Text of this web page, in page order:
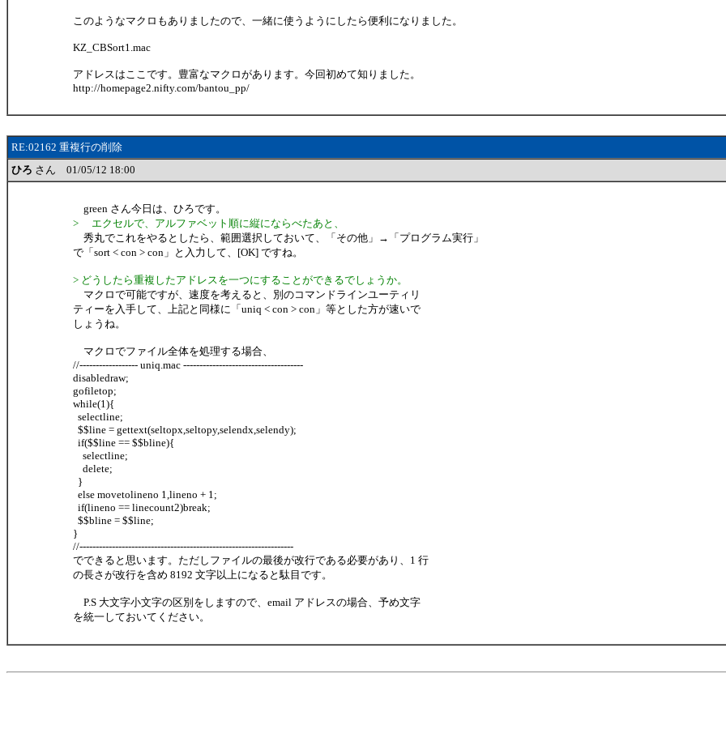
このようなマクロもありましたので、一緒に使うようにしたら便利になりました。
KZ_CBSort1.mac
アドレスはここです。豊富なマクロがあります。今回初めて知りました。
http://homepage2.nifty.com/bantou_pp/
RE:02162 重複行の削除
ひろ さん 01/05/12 18:00
green さん今日は、ひろです。
> エクセルで、アルファベット順に縦にならべたあと、
秀丸でこれをやるとしたら、範囲選択しておいて、「その他」→「プログラム実行」
で「sort < con > con」と入力して、[OK] ですね。
> どうしたら重複したアドレスを一つにすることができるでしょうか。
マクロで可能ですが、速度を考えると、別のコマンドラインユーティリ
ティーを入手して、上記と同様に「uniq < con > con」等とした方が速いで
しょうね。
マクロでファイル全体を処理する場合、
//------------------ uniq.mac -------------------------------------
disabledraw;
gofiletop;
while(1){
selectline;
$$line = gettext(seltopx,seltopy,selendx,selendy);
if($$line == $$bline){
selectline;
delete;
}
else movetolineno 1,lineno + 1;
if(lineno == linecount2)break;
$$bline = $$line;
}
//------------------------------------------------------------------
でできると思います。ただしファイルの最後が改行である必要があり、1 行
の長さが改行を含め 8192 文字以上になると駄目です。
P.S 大文字小文字の区別をしますので、email アドレスの場合、予め文字
を統一しておいてください。